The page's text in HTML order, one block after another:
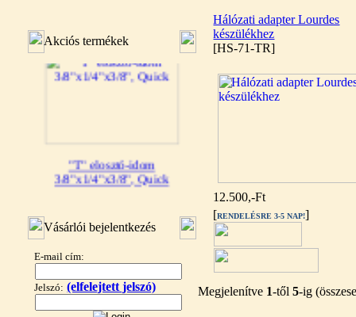
Akciós termékek
"T" elosztó-idom
3/8"x1/4"x3/8", Quick
---------
Vásárlói bejelentkezés
E-mail cím:
Jelszó: (elfelejtett jelszó)
Hálózati adapter Lourdes
készülékhez
[HS-71-TR]
12.500,-Ft
[RENDELÉSRE 3-5 NAP!]
Megjelenítve 1-től5-ig